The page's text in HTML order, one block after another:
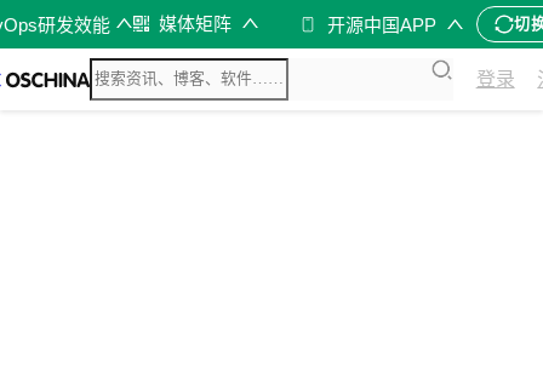
研发效能 媒体矩阵 开源中国APP 切
登录